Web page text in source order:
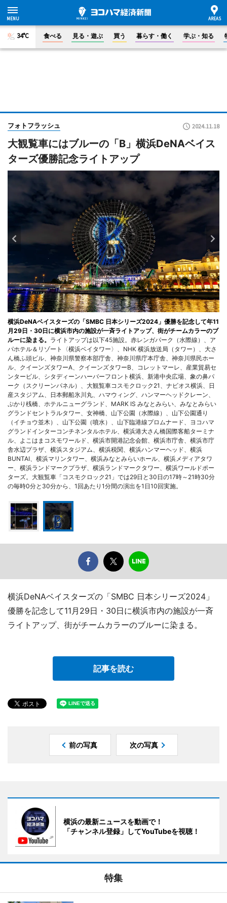
34°C 食べる 見る・遊ぶ 買う 暮らす・働く 学ぶ・知る
フォトフラッシュ 2024.11.18
大観覧車にはブルーの「B」横浜DeNAベイス
ターズ優勝記念ライトアップ
横浜DeNAベイスターズの「SMBC 日本シリーズ2024」優勝を記念して年11
月29日・30日に横浜市内の施設が一斉ライトアップ、街がチームカラーのブ
ルーに染まる。 ライトアップは以下45施設。赤レンガパーク（水際線）、ア
パホテル＆リゾート〈横浜ベイタワー〉、NHK 横浜放送局（タワー）、大さ
ん橋ふ頭ビル、神奈川県警察本部庁舎、神奈川県庁本庁舎、神奈川県民ホー
ル、クイーンズタワーA、クイーンズタワーB、コレットマーレ、産業貿易セ
ンタービル、シタディーンハーバーフロント横浜、新港中央広場、象の鼻パ
ーク（スクリーンパネル）、大観覧車コスモクロック21、ナビオス横浜、日
産スタジアム、日本郵船氷川丸、ハマウィング、ハンマーヘッドクレーン、
ぷかり桟橋、ホテルニューグランド、MARK IS みなとみらい、みなとみらい
グランドセントラルタワー、女神橋、山下公園（水際線）、山下公園通り
（イチョウ並木）、山下公園（噴水）、山下臨港線プロムナード、ヨコハマ
グランドインターコンチネンタルホテル、横浜港大さん橋国際客船ターミナ
ル、よこはまコスモワールド、横浜市開港記念会館、横浜市庁舎、横浜市庁
舎水辺プラザ、横浜スタジアム、横浜税関、横浜ハンマーヘッド、横浜
BUNTAI、横浜マリンタワー、横浜みなとみらいホール、横浜メディアタワ
ー、横浜ランドマークプラザ、横浜ランドマークタワー、横浜ワールドポー
ターズ。大観覧車「コスモクロック21」では29日と30日の17時～21時30分
の毎時0分と30分から、1回あたり1分間の演出を1日10回実施。
横浜DeNAベイスターズの「SMBC 日本シリーズ2024」
優勝を記念して11月29日・30日に横浜市内の施設が一斉
ライトアップ、街がチームカラーのブルーに染まる。
記事を読む
前の写真 次の写真
横浜の最新ニュースを動画で！
「チャンネル登録」してYouTubeを視聴！
特集